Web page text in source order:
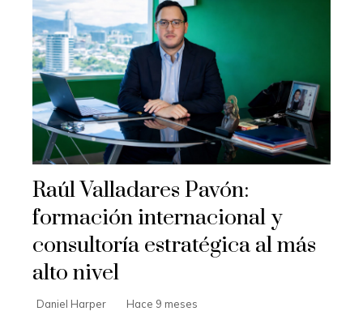
Raúl Valladares Pavón:
formación internacional y
consultoría estratégica al más
alto nivel
Daniel Harper Hace 9 meses